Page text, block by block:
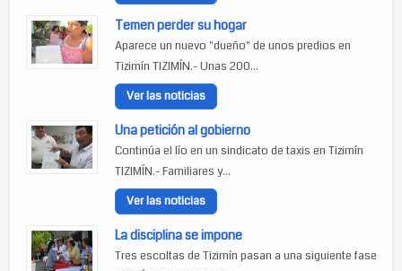
Temen perder su hogar
Aparece un nuevo "dueño" de unos predios en
Tizimín TIZIMÍN.- Unas 200...
Ver las noticias
Una petición al gobierno
Continúa el lío en un sindicato de taxis en Tizimín
TIZIMÍN.- Familiares y...
Ver las noticias
La disciplina se impone
Tres escoltas de Tizimín pasan a una siguiente fase